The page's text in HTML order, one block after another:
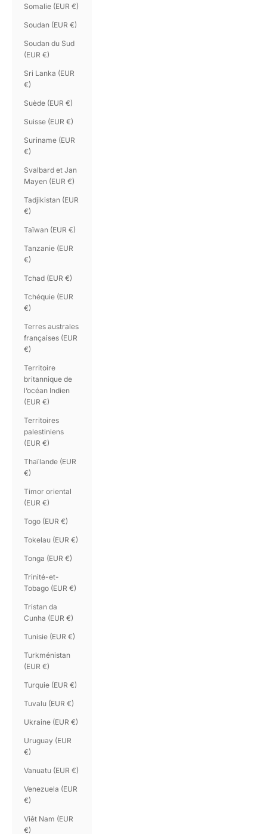
Somalie (EUR €)
Soudan (EUR €)
Soudan du Sud
(EUR €)
Sri Lanka (EUR
€)
Suède (EUR €)
Suisse (EUR €)
Suriname (EUR
€)
Svalbard et Jan
Mayen (EUR €)
Tadjikistan (EUR
€)
Taïwan (EUR €)
Tanzanie (EUR
€)
Tchad (EUR €)
Tchéquie (EUR
€)
Terres australes
françaises (EUR
€)
Territoire
britannique de
l’océan Indien
(EUR €)
Territoires
palestiniens
(EUR €)
Thaïlande (EUR
€)
Timor oriental
(EUR €)
Togo (EUR €)
Tokelau (EUR €)
Tonga (EUR €)
Trinité-et-
Tobago (EUR €)
Tristan da
Cunha (EUR €)
Tunisie (EUR €)
Turkménistan
(EUR €)
Turquie (EUR €)
Tuvalu (EUR €)
Ukraine (EUR €)
Uruguay (EUR
€)
Vanuatu (EUR €)
Venezuela (EUR
€)
Viêt Nam (EUR
€)